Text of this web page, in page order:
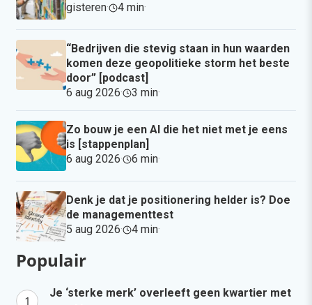
gisteren· 4 min·
“Bedrijven die stevig staan in hun waarden
komen deze geopolitieke storm het beste
door” [podcast]
6 aug 2026· 3 min·
Zo bouw je een AI die het niet met je eens
is [stappenplan]
6 aug 2026· 6 min·
Denk je dat je positionering helder is? Doe
de managementtest
5 aug 2026· 4 min·
Populair
Je ‘sterke merk’ overleeft geen kwartier met